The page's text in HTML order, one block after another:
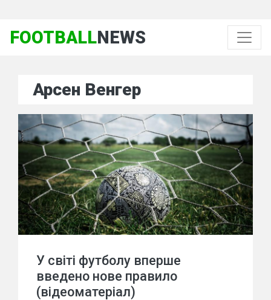
FOOTBALLNEWS
Арсен Венгер
У світі футболу вперше
введено нове правило
(відеоматеріал)